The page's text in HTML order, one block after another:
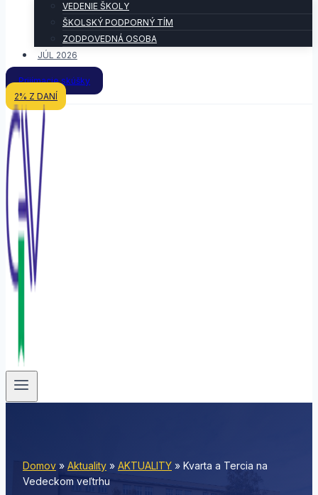
VEDENIE ŠKOLY
ŠKOLSKÝ PODPORNÝ TÍM
ZODPOVEDNÁ OSOBA
JÚL 2026
Prijímacie skúšky
2% Z DANÍ
Domov » Aktuality » AKTUALITY » Kvarta a Tercia na
Vedeckom veľtrhu